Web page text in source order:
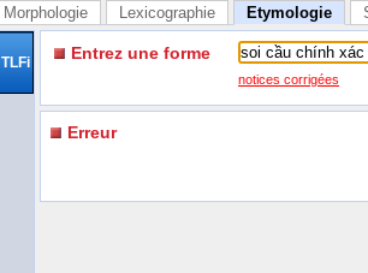
Morphologie Lexicographie Etymologie
TLFi Entrez une forme
notices corrigées
Erreur